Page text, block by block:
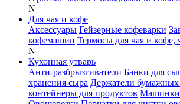
N
Для чая и кофе
Аксессуары Гейзерные кофеварки
кофемашин Термосы для чая и кофе,
N
Кухонная утварь
Анти-разбрызгиватели Банки для
хранения сыра Держатели бумажных
контейнеры для продуктов Машинки